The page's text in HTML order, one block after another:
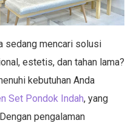
sedang mencari solusi
estetis, dan tahan lama?
kebutuhan Anda
Set Pondok Indah, yang
pengalaman